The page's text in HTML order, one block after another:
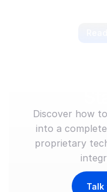
Discover how
into a
proprietary